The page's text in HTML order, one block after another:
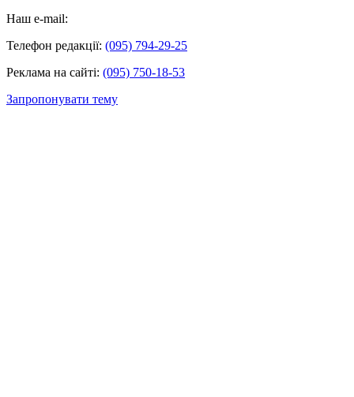
Наш e-mail:
Телефон редакції: (095) 794-29-25
Реклама на сайті: (095) 750-18-53
Запропонувати тему